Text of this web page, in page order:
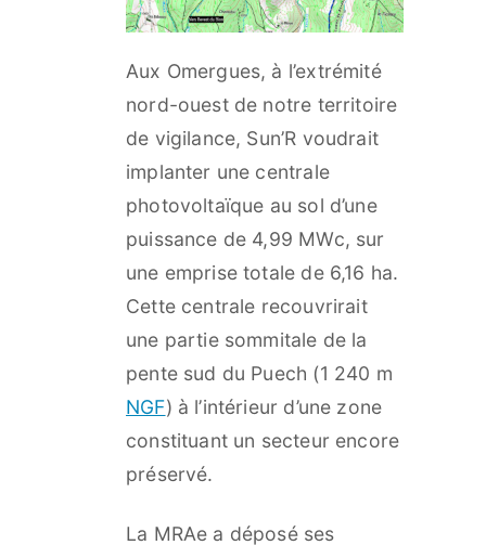
Aux Omergues, à l’extrémité
nord-ouest de notre territoire
de vigilance, Sun’R voudrait
implanter une centrale
photovoltaïque au sol d’une
puissance de 4,99 MWc, sur
une emprise totale de 6,16 ha.
Cette centrale recouvrirait
une partie sommitale de la
pente sud du Puech (1 240 m
NGF) à l’intérieur d’une zone
constituant un secteur encore
préservé.
La MRAe a déposé ses